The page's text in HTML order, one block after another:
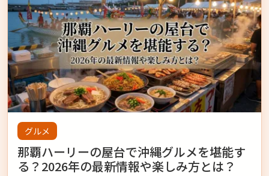
グルメ
那覇ハーリーの屋台で沖縄グルメを堪能す
る？2026年の最新情報や楽しみ方とは？